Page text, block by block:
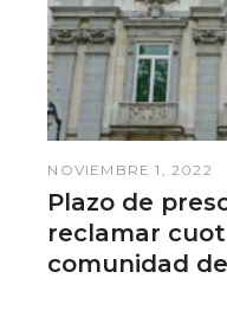
NOVIEMBRE 1, 2022
Plazo de
reclamar
comunidad